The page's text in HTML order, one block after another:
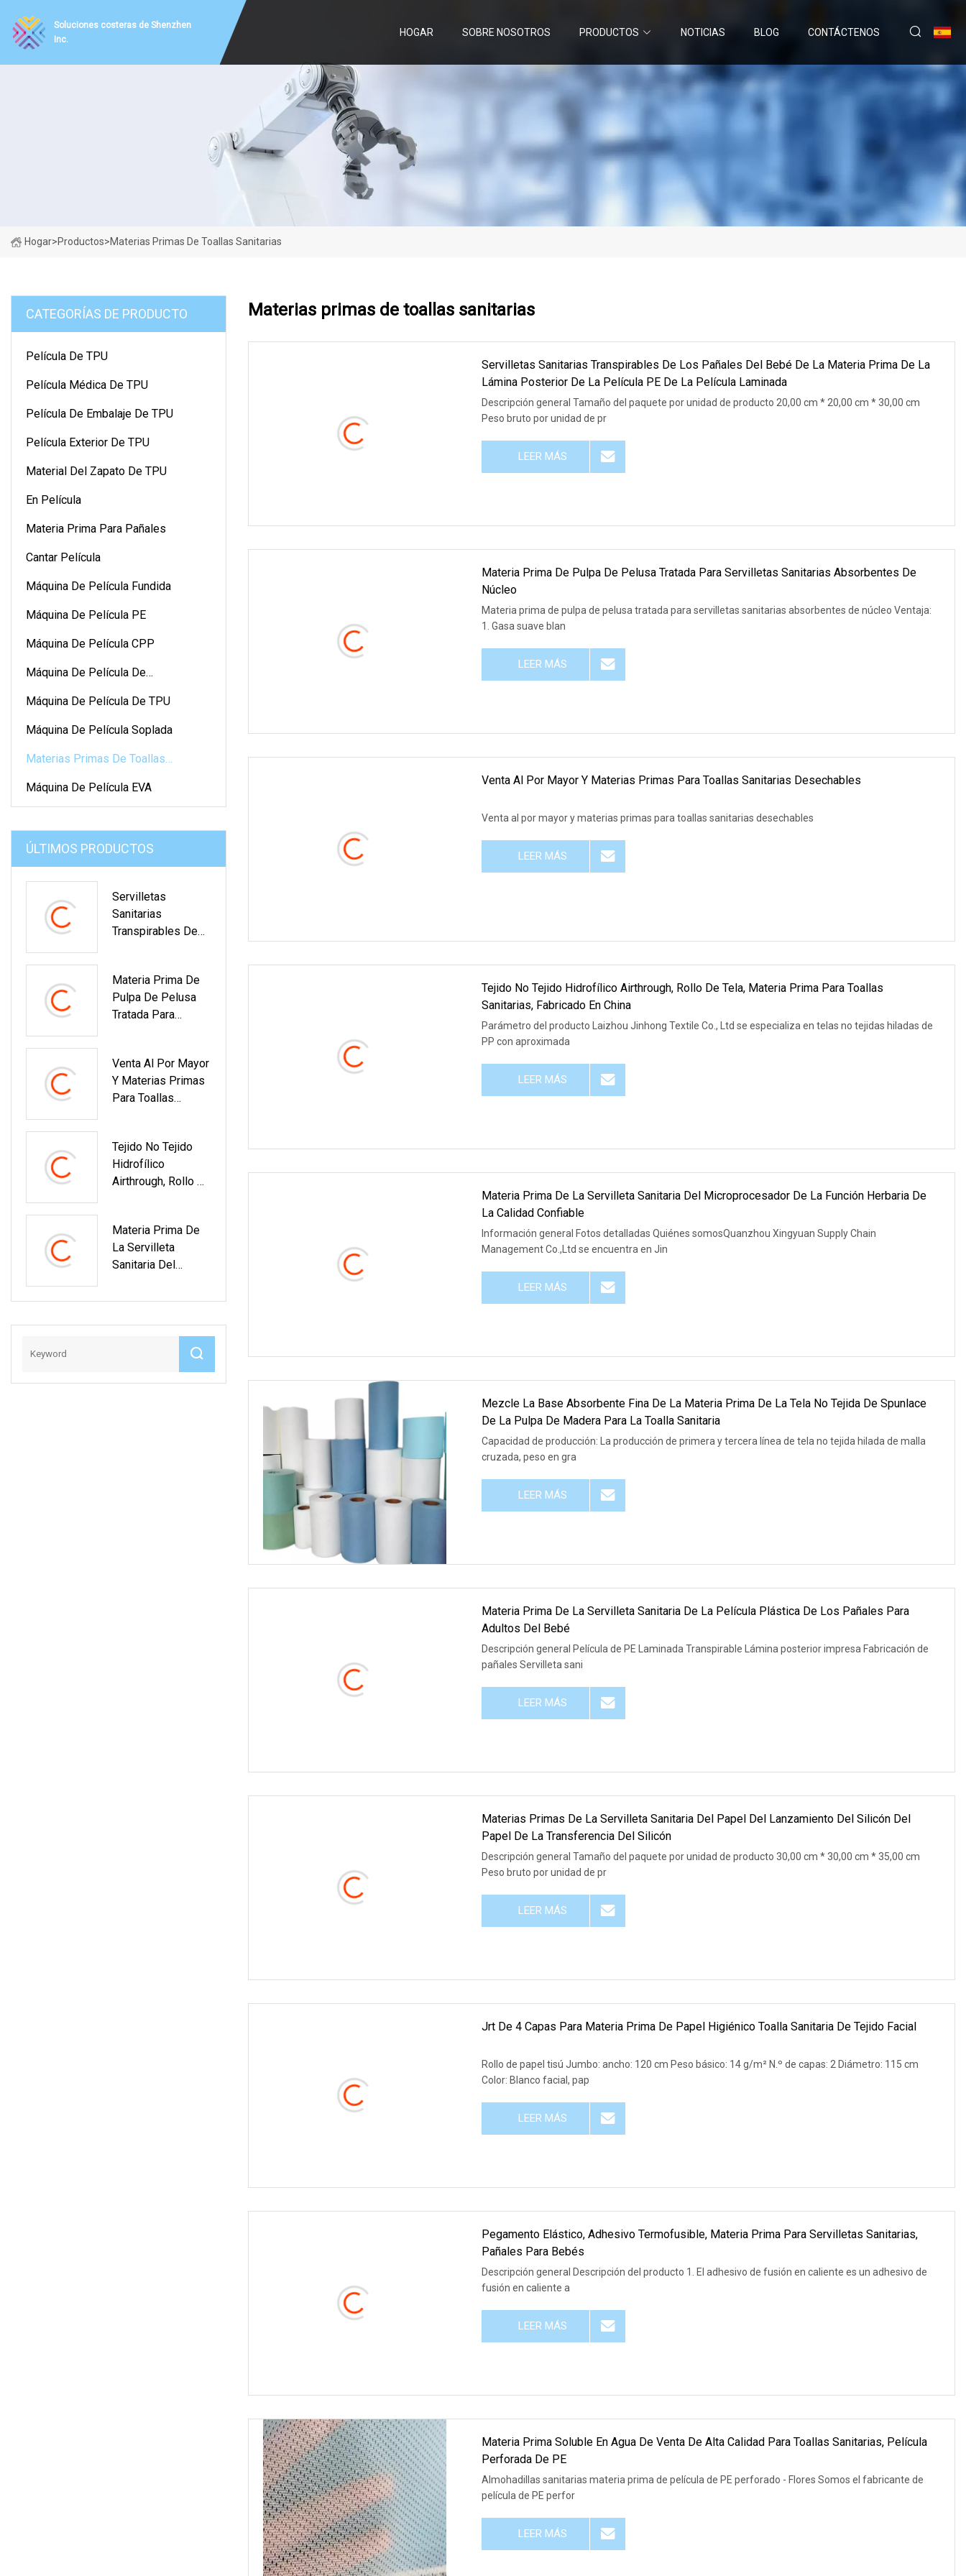
Soluciones costeras de Shenzhen
Inc.
HOGAR SOBRE NOSOTROS PRODUCTOS NOTICIAS BLOG CONTÁCTENOS
Hogar>Productos>Materias Primas De Toallas Sanitarias
CATEGORÍAS DE PRODUCTO
Película De TPU
Película Médica De TPU
Película De Embalaje De TPU
Película Exterior De TPU
Material Del Zapato De TPU
En Película
Materia Prima Para Pañales
Cantar Película
Máquina De Película Fundida
Máquina De Película PE
Máquina De Película CPP
Máquina De Película De
Máquina De Película De TPU
Máquina De Película Soplada
Materias Primas De Toallas
Máquina De Película EVA
ÚLTIMOS PRODUCTOS
Servilletas
Sanitarias
Transpirables De
Materia Prima De
La Lámina
Posterior De La
Materia Prima De
Pulpa De Pelusa
Tratada Para
Absorbentes De
Núcleo
Venta Al Por Mayor
Y Materias Primas
Para Toallas
Tejido No Tejido
Hidrofílico
Airthrough, Rollo De
Sanitarias,
Fabricado En China
Materia Prima De
La Servilleta
Sanitaria Del
De La Función
Calidad Confiable
Materias primas de toallas sanitarias
Servilletas Sanitarias Transpirables De Los Pañales Del Bebé De La Materia Prima De La
Lámina Posterior De La Película PE De La Película Laminada
Descripción general Tamaño del paquete por unidad de producto 20,00 cm * 20,00 cm * 30,00 cm
Peso bruto por unidad de pr
LEER MÁS
Materia Prima De Pulpa De Pelusa Tratada Para Servilletas Sanitarias Absorbentes De
Núcleo
Materia prima de pulpa de pelusa tratada para servilletas sanitarias absorbentes de núcleo Ventaja:
1. Gasa suave blan
LEER MÁS
Venta Al Por Mayor Y Materias Primas Para Toallas Sanitarias Desechables
Venta al por mayor y materias primas para toallas sanitarias desechables
LEER MÁS
Tejido No Tejido Hidrofílico Airthrough, Rollo De Tela, Materia Prima Para Toallas
Sanitarias, Fabricado En China
Parámetro del producto Laizhou Jinhong Textile Co., Ltd se especializa en telas no tejidas hiladas de
PP con aproximada
LEER MÁS
Materia Prima De La Servilleta Sanitaria Del Microprocesador De La Función Herbaria De
La Calidad Confiable
Información general Fotos detalladas Quiénes somosQuanzhou Xingyuan Supply Chain
Management Co.,Ltd se encuentra en Jin
LEER MÁS
Mezcle La Base Absorbente Fina De La Materia Prima De La Tela No Tejida De Spunlace
De La Pulpa De Madera Para La Toalla Sanitaria
Capacidad de producción: La producción de primera y tercera línea de tela no tejida hilada de malla
cruzada, peso en gra
LEER MÁS
Materia Prima De La Servilleta Sanitaria De La Película Plástica De Los Pañales Para
Adultos Del Bebé
Descripción general Película de PE Laminada Transpirable Lámina posterior impresa Fabricación de
pañales Servilleta sani
LEER MÁS
Materias Primas De La Servilleta Sanitaria Del Papel Del Lanzamiento Del Silicón Del
Papel De La Transferencia Del Silicón
Descripción general Tamaño del paquete por unidad de producto 30,00 cm * 30,00 cm * 35,00 cm
Peso bruto por unidad de pr
LEER MÁS
Jrt De 4 Capas Para Materia Prima De Papel Higiénico Toalla Sanitaria De Tejido Facial
Rollo de papel tisú Jumbo: ancho: 120 cm Peso básico: 14 g/m² N.º de capas: 2 Diámetro: 115 cm
Color: Blanco facial, pap
LEER MÁS
Pegamento Elástico, Adhesivo Termofusible, Materia Prima Para Servilletas Sanitarias,
Pañales Para Bebés
Descripción general Descripción del producto 1. El adhesivo de fusión en caliente es un adhesivo de
fusión en caliente a
LEER MÁS
Materia Prima Soluble En Agua De Venta De Alta Calidad Para Toallas Sanitarias, Película
Perforada De PE
Almohadillas sanitarias materia prima de película de PE perforado - Flores Somos el fabricante de
película de PE perfor
LEER MÁS